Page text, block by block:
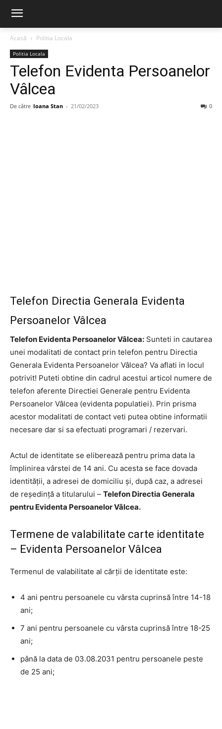
Acasă Politia Locala
Politia Locala
Telefon Evidenta Persoanelor
Vâlcea
De către Ioana Stan - 21/02/2023 0
Telefon Directia Generala Evidenta
Persoanelor Vâlcea
Telefon Evidenta Persoanelor Vâlcea: Sunteti in cautarea
unei modalitati de contact prin telefon pentru Directia
Generala Evidenta Persoanelor Vâlcea? Va aflati in locul
potrivit! Puteti obtine din cadrul acestui articol numere de
telefon aferente Directiei Generale pentru Evidenta
Persoanelor Vâlcea (evidenta populatiei). Prin prisma
acestor modalitati de contact veti putea obtine informatii
necesare dar si sa efectuati programari / rezervari.
Actul de identitate se eliberează pentru prima data la
împlinirea vârstei de 14 ani. Cu acesta se face dovada
identităţii, a adresei de domiciliu şi, după caz, a adresei
de reşedinţă a titularului – Telefon Directia Generala
pentru Evidenta Persoanelor Vâlcea.
Termene de valabilitate carte identitate
– Evidenta Persoanelor Vâlcea
Termenul de valabilitate al cărţii de identitate este:
4 ani pentru persoanele cu vârsta cuprinsă între 14-18
ani;
7 ani pentru persoanele cu vârsta cuprinsă între 18-25
ani;
până la data de 03.08.2031 pentru persoanele peste
de 25 ani;